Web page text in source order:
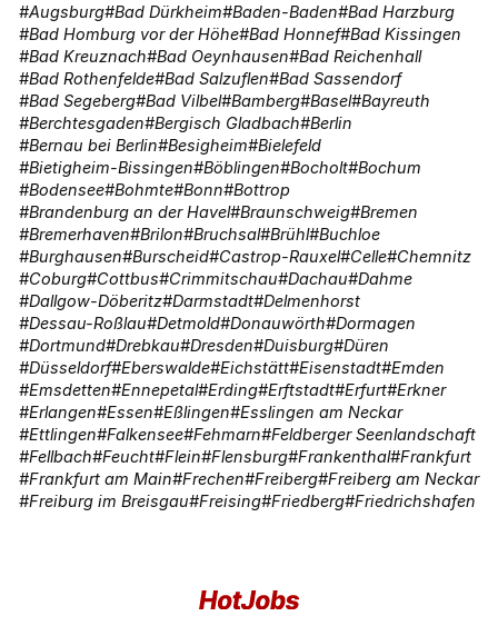
Augsburg Bad Dürkheim Baden-Baden Bad Harzburg
Bad Homburg vor der Höhe Bad Honnef Bad Kissingen
Bad Kreuznach Bad Oeynhausen Bad Reichenhall
Bad Rothenfelde Bad Salzuflen Bad Sassendorf
Bad Segeberg Bad Vilbel Bamberg Basel Bayreuth
Berchtesgaden Bergisch Gladbach Berlin
Bernau bei Berlin Besigheim Bielefeld
Bietigheim-Bissingen Böblingen Bocholt Bochum
Bodensee Bohmte Bonn Bottrop
Brandenburg an der Havel Braunschweig Bremen
Bremerhaven Brilon Bruchsal Brühl Buchloe
Burghausen Burscheid Castrop-Rauxel Celle Chemnitz
Coburg Cottbus Crimmitschau Dachau Dahme
Dallgow-Döberitz Darmstadt Delmenhorst
Dessau-Roßlau Detmold Donauwörth Dormagen
Dortmund Drebkau Dresden Duisburg Düren
Düsseldorf Eberswalde Eichstätt Eisenstadt Emden
Emsdetten Ennepetal Erding Erftstadt Erfurt Erkner
Erlangen Essen Eßlingen Esslingen am Neckar
Ettlingen Falkensee Fehmarn Feldberger Seenlandschaft
Fellbach Feucht Flein Flensburg Frankenthal Frankfurt
Frankfurt am Main Frechen Freiberg Freiberg am Neckar
Freiburg im Breisgau Freising Friedberg Friedrichshafen